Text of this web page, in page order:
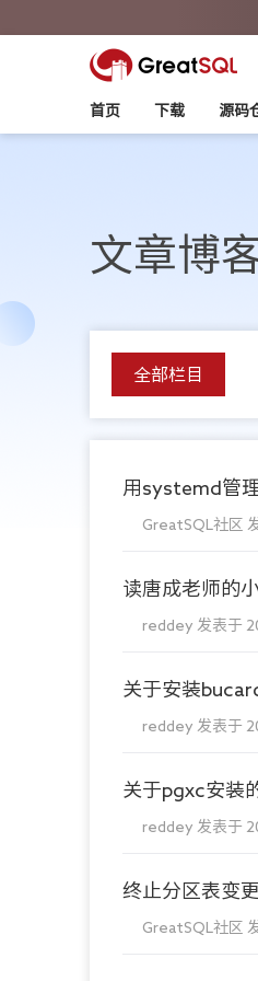
首页 下载 源码
文章博
全部栏目
用systemd管
GreatSQL社区
读唐成老师的
reddey 发表于
关于安装
reddey 发表于
关于pgxc安装
reddey 发表于
终止分区表变
GreatSQL社区